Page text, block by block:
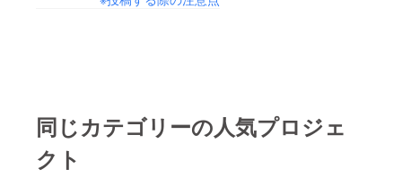
同じカテゴリーの人気プロジェ
クト